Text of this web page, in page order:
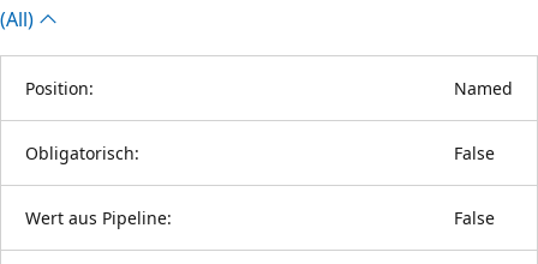
(All)
Position: Named
Obligatorisch: False
Wert aus Pipeline: False